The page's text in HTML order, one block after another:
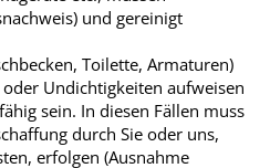
und gereinigt
Toilette, Armaturen)
Undichtigkeiten aufweisen
sein. In diesen Fällen muss
durch Sie oder uns,
erfolgen (Ausnahme